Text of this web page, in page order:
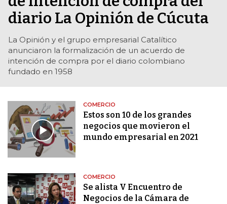
diario La Opinión de Cúcuta
La Opinión y el grupo empresarial Catalítico
anunciaron la formalización de un acuerdo de
intención de compra por el diario colombiano
fundado en 1958
COMERCIO
Estos son 10 de los grandes
negocios que movieron el
mundo empresarial en 2021
COMERCIO
Se alista V Encuentro de
Negocios de la Cámara de